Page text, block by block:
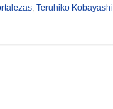
, Teruhiko Kobayashi